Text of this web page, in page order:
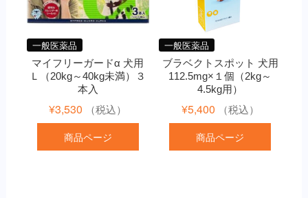
一般医薬品
マイフリーガードα 犬用
Ｌ（20kg～40kg未満）３
本入
¥3,530 （税込）
商品ページ
一般医薬品
ブラベクトスポット 犬用
112.5mg×１個（2kg～
4.5kg用）
¥5,400 （税込）
商品ページ